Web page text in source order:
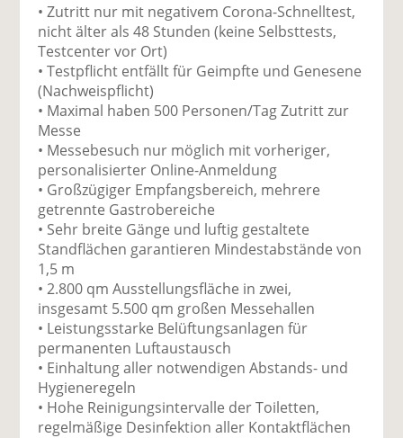
• Zutritt nur mit negativem Corona-Schnelltest,
nicht älter als 48 Stunden (keine Selbsttests,
Testcenter vor Ort)
• Testpflicht entfällt für Geimpfte und Genesene
(Nachweispflicht)
• Maximal haben 500 Personen/Tag Zutritt zur
Messe
• Messebesuch nur möglich mit vorheriger,
personalisierter Online-Anmeldung
• Großzügiger Empfangsbereich, mehrere
getrennte Gastrobereiche
• Sehr breite Gänge und luftig gestaltete
Standflächen garantieren Mindestabstände von
1,5 m
• 2.800 qm Ausstellungsfläche in zwei,
insgesamt 5.500 qm großen Messehallen
• Leistungsstarke Belüftungsanlagen für
permanenten Luftaustausch
• Einhaltung aller notwendigen Abstands- und
Hygieneregeln
• Hohe Reinigungsintervalle der Toiletten,
regelmäßige Desinfektion aller Kontaktflächen